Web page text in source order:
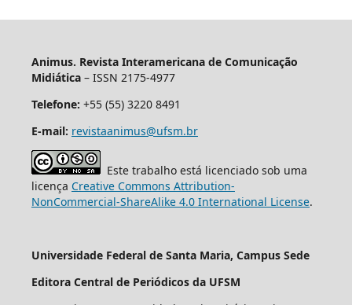
Animus. Revista Interamericana de Comunicação
Midiática– ISSN 2175-4977
Telefone: +55 (55) 3220 8491
E-mail: revistaanimus@ufsm.br
Este trabalho está licenciado sob uma
licença Creative Commons Attribution-
NonCommercial-ShareAlike 4.0 International License.
Universidade Federal de Santa Maria, Campus Sede
Editora Central de Periódicos da UFSM